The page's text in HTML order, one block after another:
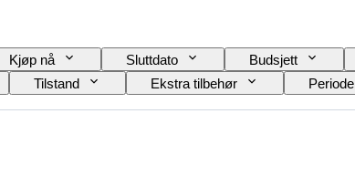
Kjøp nå Sluttdato Budsjett
Tilstand Ekstra tilbehør Periode
/ kopi